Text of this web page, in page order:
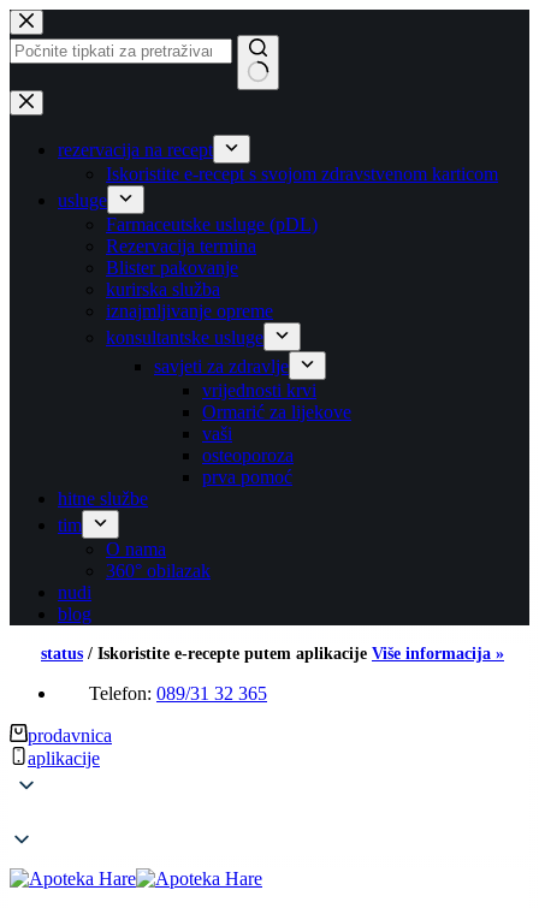
Preskoči
na
sadržaj
Nema
rezultata
rezervacija na recept
Iskoristite e-recept s svojom zdravstvenom karticom
usluge
Farmaceutske usluge (pDL)
Rezervacija termina
Blister pakovanje
kurirska služba
iznajmljivanje opreme
konsultantske usluge
savjeti za zdravlje
vrijednosti krvi
Ormarić za lijekove
vaši
osteoporoza
prva pomoć
hitne službe
tim
O nama
360° obilazak
nudi
blog
status / Iskoristite e-recepte putem aplikacije Više informacija »
Telefon: 089/31 32 365
prodavnica
aplikacije